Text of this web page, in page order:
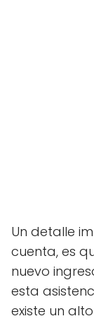
Un detalle
cuenta, es
nuevo
esta
existe un